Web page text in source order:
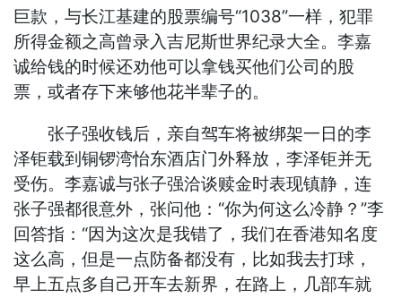
巨款，与长江基建的股票编号“1038”一样，犯罪
所得金额之高曾录入吉尼斯世界纪录大全。李嘉
诚给钱的时候还劝他可以拿钱买他们公司的股
票，或者存下来够他花半辈子的。
张子强收钱后，亲自驾车将被绑架一日的李
泽钜载到铜锣湾怡东酒店门外释放，李泽钜并无
受伤。李嘉诚与张子强洽谈赎金时表现镇静，连
张子强都很意外，张问他：“你为何这么冷静？”李
回答指：“因为这次是我错了，我们在香港知名度
这么高，但是一点防备都没有，比如我去打球，
早上五点多自己开车去新界，在路上，几部车就